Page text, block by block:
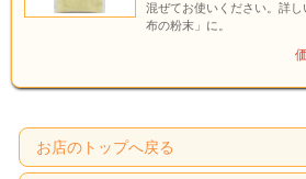
混ぜてお使いください。詳
布の粉末」に。
お店のトップへ戻る